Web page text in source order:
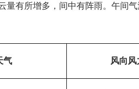
有所增多，间中有阵雨。午间气
气 风向风